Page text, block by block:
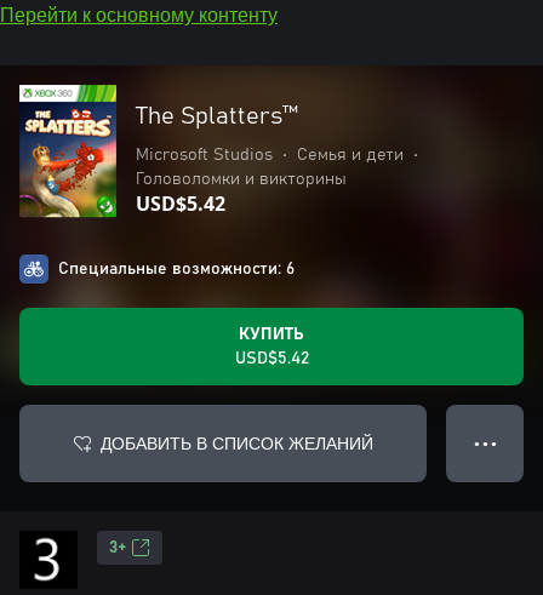
Перейти к основному контенту
The Splatters™
Microsoft Studios • Семья и дети
•
Головоломки и викторины
USD$5.42
Специальные возможности: 6
КУПИТЬ
USD$5.42
ДОБАВИТЬ В СПИСОК ЖЕЛАНИЙ ● ● ●
3+